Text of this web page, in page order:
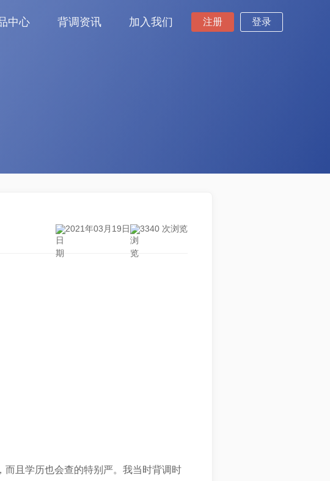
中心 背调资讯 加入我们 注册 登录
2021年03月19日 3340 次浏览
且学历也会查的特别严。我当时背调时